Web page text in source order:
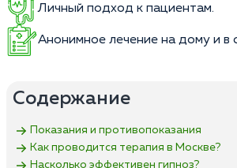
Личный подход к пациентам.
Анонимное лечение на дому и в
Содержание
Показания и противопоказания
Как проводится терапия в Москве?
Насколько эффективен гипноз?